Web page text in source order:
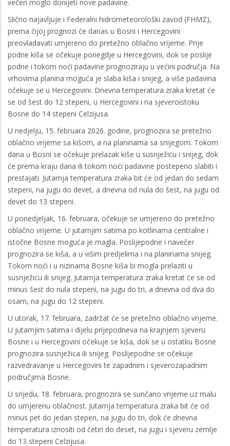
večeri moglo donijeti nove padavine.
Slično najavljuje i Federalni hidrometeorološki zavod (FHMZ),
prema čijoj prognozi će danas u Bosni i Hercegovini
preovladavati umjereno do pretežno oblačno vrijeme. Prije
podne kiša se očekuje ponegdje u Hercegovini, dok se poslije
podne i tokom noći padavine prognoziraju u većini područja. Na
vrhovima planina moguća je slaba kiša i snijeg, a više padavina
očekuje se u Hercegovini. Dnevna temperatura zraka kretat će
se od šest do 12 stepeni, u Hercegovini i na sjeveroistoku
Bosne do 14 stepeni Celzijusa.
U nedjelju, 15. februara 2026. godine, prognozira se pretežno
oblačno vrijeme sa kišom, a na planinama sa snijegom. Tokom
dana u Bosni se očekuje prelazak kiše u susnježicu i snijeg, dok
će prema kraju dana ili tokom noći padavine postepeno slabiti i
prestajati. Jutarnja temperatura zraka bit će od jedan do sedam
stepeni, na jugu do devet, a dnevna od nula do šest, na jugu od
devet do 13 stepeni.
U ponedjeljak, 16. februara, očekuje se umjereno do pretežno
oblačno vrijeme. U jutarnjim satima po kotlinama centralne i
istočne Bosne moguća je magla. Poslijepodne i navečer
prognozira se kiša, a u višim predjelima i na planinama snijeg.
Tokom noći i u nizinama Bosne kiša bi mogla prelaziti u
susnježicu ili snijeg. Jutarnja temperatura zraka kretat će se od
minus šest do nula stepeni, na jugu do tri, a dnevna od dva do
osam, na jugu do 12 stepeni.
U utorak, 17. februara, zadržat će se pretežno oblačno vrijeme.
U jutarnjim satima i dijelu prijepodneva na krajnjem sjeveru
Bosne i u Hercegovini očekuje se kiša, dok se u ostatku Bosne
prognozira susnježica ili snijeg. Poslijepodne se očekuje
razvedravanje u Hercegovini te zapadnim i sjeverozapadnim
područjima Bosne.
U srijedu, 18. februara, prognozira se sunčano vrijeme uz malu
do umjerenu oblačnost. Jutarnja temperatura zraka bit će od
minus pet do jedan stepen, na jugu do tri, dok će dnevna
temperatura iznositi od četiri do deset, na jugu i sjeveru zemlje
do 13 stepeni Celzijusa.